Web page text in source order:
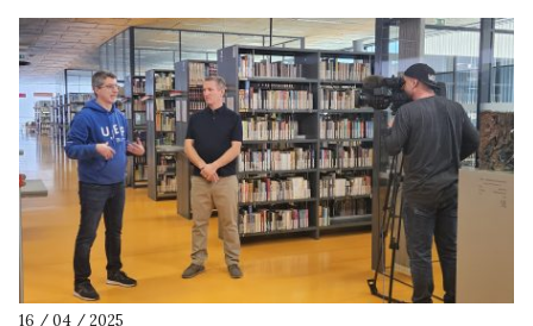
16 / 04 / 2025